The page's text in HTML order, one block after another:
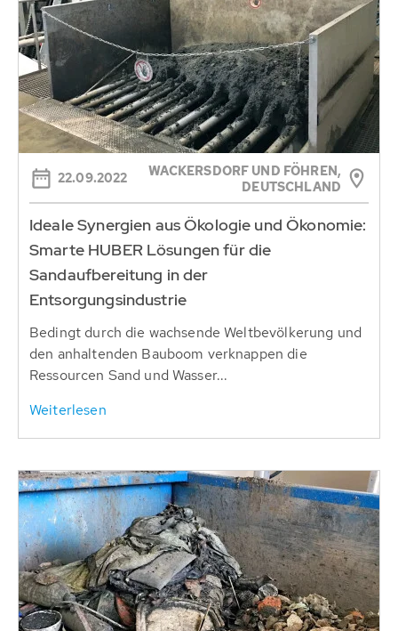
22.09.2022
WACKERSDORF UND FÖHREN,
DEUTSCHLAND
Ideale Synergien aus Ökologie und Ökonomie:
Smarte HUBER Lösungen für die
Sandaufbereitung in der
Entsorgungsindustrie
Bedingt durch die wachsende Weltbevölkerung und
den anhaltenden Bauboom verknappen die
Ressourcen Sand und Wasser...
Weiterlesen